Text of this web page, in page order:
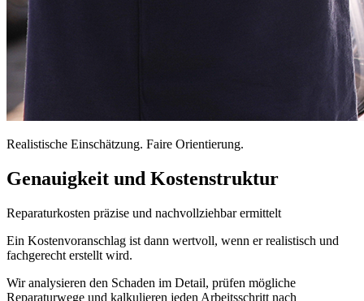
Realistische Einschätzung. Faire Orientierung.
Genauigkeit und Kostenstruktur
Reparaturkosten präzise und nachvollziehbar ermittelt
Ein Kostenvoranschlag ist dann wertvoll, wenn er realistisch und
fachgerecht erstellt wird.
Wir analysieren den Schaden im Detail, prüfen mögliche
Reparaturwege und kalkulieren jeden Arbeitsschritt nach